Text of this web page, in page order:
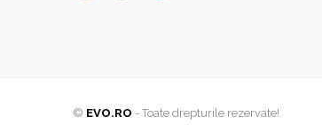
© EVO.RO - Toate drepturile rezervate!